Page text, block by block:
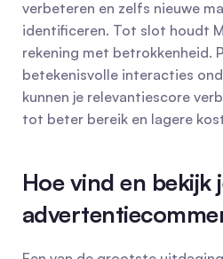
verbeteren en zelfs nieuwe
identificeren. Tot slot houdt
rekening met betrokkenheid.
betekenisvolle interacties
kunnen je relevantiescore
tot beter bereik en lagere
Hoe vind en bekijk